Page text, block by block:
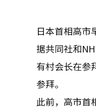
日本首相高市
据共同社和
有村会长在参
参拜。
此前，高市